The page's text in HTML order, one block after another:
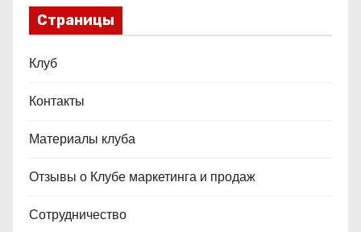
Страницы
Клуб
Контакты
Материалы клуба
Отзывы о Клубе маркетинга и продаж
Сотрудничество